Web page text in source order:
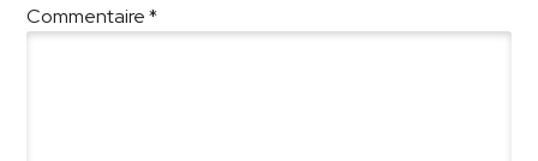
Commentaire*